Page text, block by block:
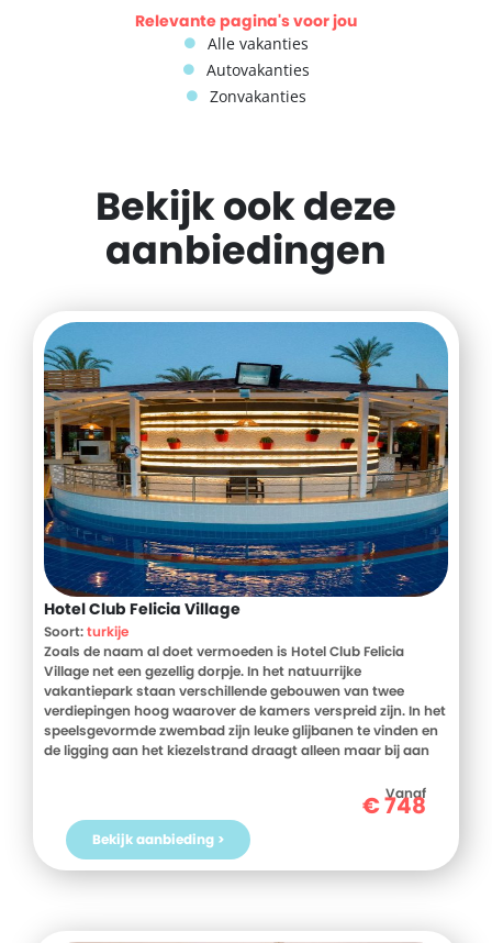
Relevante pagina's voor jou
Alle vakanties
Autovakanties
Zonvakanties
Bekijk ook deze
aanbiedingen
Hotel Club Felicia Village
Soort:turkije
Zoals de naam al doet vermoeden is Hotel Club Felicia
Village net een gezellig dorpje. In het natuurrijke
vakantiepark staan verschillende gebouwen van twee
verdiepingen hoog waarover de kamers verspreid zijn. In het
speelsgevormde zwembad zijn leuke glijbanen te vinden en
de ligging aan het kiezelstrand draagt alleen maar bij aan
talloze acitiviteiten georganiseerd, dus naast luieren kun je
Vanaf
€748
Bekijk aanbieding >